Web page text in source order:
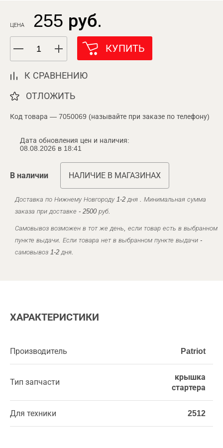
ЦЕНА 255 руб.
КУПИТЬ
К СРАВНЕНИЮ
ОТЛОЖИТЬ
Код товара — 7050069 (называйте при заказе по телефону)
Дата обновления цен и наличия:
08.08.2026 в 18:41
В наличии НАЛИЧИЕ В МАГАЗИНАХ
Доставка по Нижнему Новгороду 1-2 дня . Минимальная сумма
заказа при доставке - 2500 руб.
Самовывоз возможен в тот же день, если товар есть в выбранном
пункте выдачи. Если товара нет в выбранном пункте выдачи -
самовывоз 1-2 дня.
ХАРАКТЕРИСТИКИ
Производитель Patriot
Тип запчасти
крышка
стартера
Для техники 2512